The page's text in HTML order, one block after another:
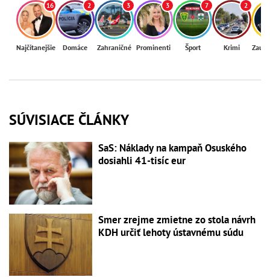
16
Najčítanejšie
2
Domáce
3
Zahraničné
3
Prominenti
7
Šport
2
Krimi
SÚVISIACE ČLÁNKY
SaS: Náklady na kampaň Osuského
dosiahli 41-tisíc eur
Smer zrejme zmietne zo stola návrh
KDH určiť lehoty ústavnému súdu